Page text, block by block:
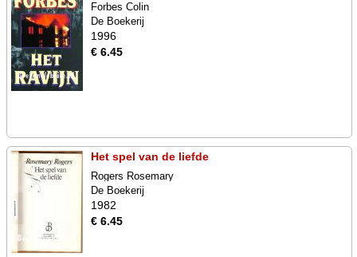
Forbes Colin
De Boekerij
1996
€ 6.45
Het spel van de liefde
Rogers Rosemary
De Boekerij
1982
€ 6.45